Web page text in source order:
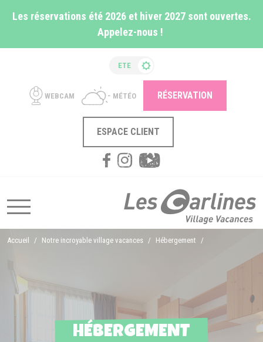
Les réservations été 2026 et hiver 2027 sont ouvertes.
Appelez-nous !
ETE
WEBCAM MÉTÉO RÉSERVATION
ESPACE CLIENT
Accueil Notre incroyable village vacances Hébergement
HÉBERGEMENT